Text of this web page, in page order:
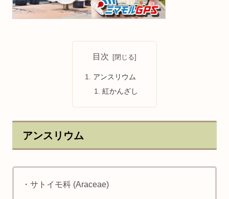
目次
アンスリウム
紅かんざし
アンスリウム
・サトイモ科 (Araceae)